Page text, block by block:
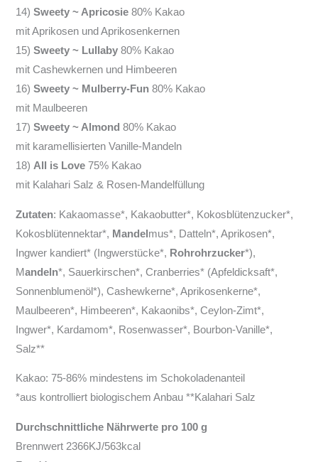
14)Sweety ~ Apricosie 80% Kakao
mit Aprikosen und Aprikosenkernen
15)Sweety ~ Lullaby 80% Kakao
mit Cashewkernen und Himbeeren
16)Sweety ~ Mulberry-Fun 80% Kakao
mit Maulbeeren
17)Sweety ~ Almond 80% Kakao
mit karamellisierten Vanille-Mandeln
18) All is Love75% Kakao
mit Kalahari Salz & Rosen-Mandelfüllung
Zutaten: Kakaomasse*, Kakaobutter*, Kokosblütenzucker*,
Kokosblütennektar*, Mandel mus*, Datteln*, Aprikosen*,
Ingwer kandiert* (Ingwerstücke*, Rohrohrzucker*),
Mandeln*, Sauerkirschen*, Cranberries* (Apfeldicksaft*,
Sonnenblumenöl*), Cashewkerne*, Aprikosenkerne*,
Maulbeeren*, Himbeeren*, Kakaonibs*, Ceylon-Zimt*,
Ingwer*, Kardamom*, Rosenwasser*, Bourbon-Vanille*,
Salz**
Kakao: 75-86% mindestens im Schokoladenanteil
*aus kontrolliert biologischem Anbau **Kalahari Salz
Durchschnittliche Nährwerte pro 100 g
Brennwert 2366KJ/563kcal